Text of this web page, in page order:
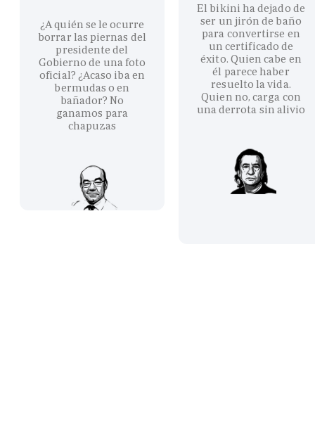
¿A quién se le ocurre
borrar las piernas del
presidente del
Gobierno de una foto
oficial? ¿Acaso iba en
bermudas o en
bañador? No
ganamos para
chapuzas
El bikini ha dejado de
ser un jirón de baño
para convertirse en
un certificado de
éxito. Quien cabe en
él parece haber
resuelto la vida.
Quien no, carga con
una derrota sin alivio